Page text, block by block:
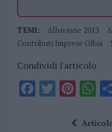
TEMI: Alluvione 2013
Contributi Imprese Olbia
Condividi l'articolo
F T Pi
te
W
at